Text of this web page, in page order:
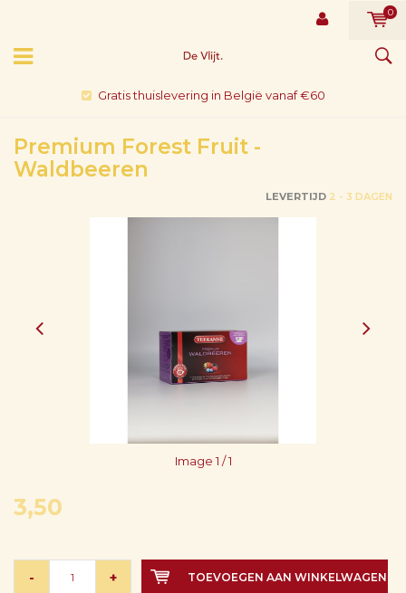
0
Gratis thuislevering in België vanaf €60
Premium Forest Fruit -
Waldbeeren
LEVERTIJD 2 - 3 DAGEN
Image1 / 1
3,50
- + TOEVOEGEN AAN WINKELWAGEN